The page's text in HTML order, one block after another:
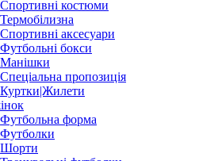
Спортивні костюми
Термобілизна
Спортивні аксесуари
Футбольні бокси
Манішки
Спеціальна пропозиція
Куртки|Жилети
Футбольна форма
Футболки
Шорти